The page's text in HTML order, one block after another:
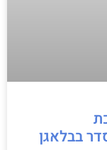
בבלאגן